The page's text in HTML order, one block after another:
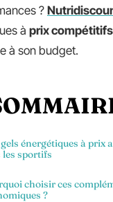
?
à prix compétitifs
à son budget.
énergétiques à prix
les sportifs
choisir ces
?